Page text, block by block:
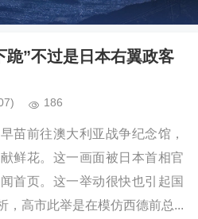
跪”不过是日本右翼政客
186
前往澳大利亚战争纪念馆，
鲜花。这一画面被日本首相官
首页。这一举动很快也引起国
，高市此举是在模仿西德前总...